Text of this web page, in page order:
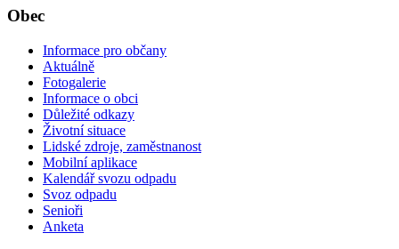
Obec
Informace pro občany
Aktuálně
Fotogalerie
Informace o obci
Důležité odkazy
Životní situace
Lidské zdroje, zaměstnanost
Mobilní aplikace
Kalendář svozu odpadu
Svoz odpadu
Senioři
Anketa